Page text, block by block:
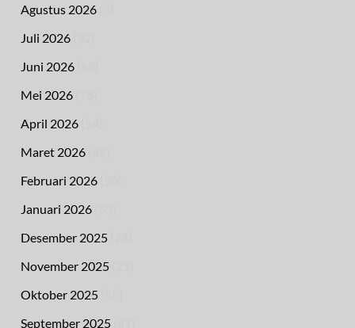
Agustus 2026
Juli 2026
Juni 2026
Mei 2026
April 2026
Maret 2026
Februari 2026
Januari 2026
Desember 2025
November 2025
Oktober 2025
September 2025